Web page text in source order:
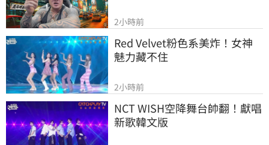
2小時前
Red Velvet粉色系美炸！女神
魅力藏不住
2小時前
NCT WISH空降舞台帥翻！獻唱
新歌韓文版